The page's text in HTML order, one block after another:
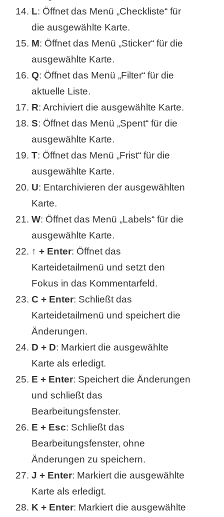
L: Öffnet das Menü „Checkliste“ für
die ausgewählte Karte.
M: Öffnet das Menü „Sticker“ für die
ausgewählte Karte.
Q: Öffnet das Menü „Filter“ für die
aktuelle Liste.
R: Archiviert die ausgewählte Karte.
S: Öffnet das Menü „Spent“ für die
ausgewählte Karte.
T: Öffnet das Menü „Frist“ für die
ausgewählte Karte.
U: Entarchivieren der ausgewählten
Karte.
W: Öffnet das Menü „Labels“ für die
ausgewählte Karte.
↑ + Enter: Öffnet das
Karteidetailmenü und setzt den
Fokus in das Kommentarfeld.
C + Enter: Schließt das
Karteidetailmenü und speichert die
Änderungen.
D + D: Markiert die ausgewählte
Karte als erledigt.
E + Enter: Speichert die Änderungen
und schließt das
Bearbeitungsfenster.
E + Esc: Schließt das
Bearbeitungsfenster, ohne
Änderungen zu speichern.
J + Enter: Markiert die ausgewählte
Karte als erledigt.
K + Enter: Markiert die ausgewählte